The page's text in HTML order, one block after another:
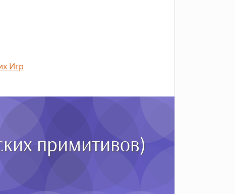
Игр
примитивов)